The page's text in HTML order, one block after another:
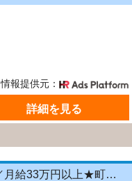
情報提供元：
詳細を見る
＼投函メイン！営業＆残業ナシ！／月給33万円以上★町歩きをしながら投函♪20～50代活躍中☆年間休日125日以上！[26750539]